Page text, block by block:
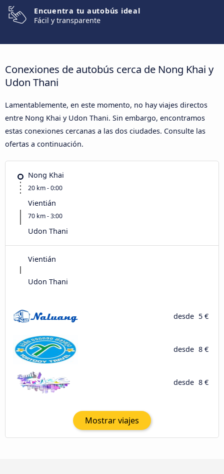
Encuentra tu autobús ideal
Fácil y transparente
Conexiones de autobús cerca de Nong Khai y
Udon Thani
Lamentablemente, en este momento, no hay viajes directos
entre Nong Khai y Udon Thani. Sin embargo, encontramos
estas conexiones cercanas a las dos ciudades. Consulte las
ofertas a continuación.
Nong Khai
20 km - 0:00
Vientián
70 km - 3:00
Udon Thani
Vientián
Udon Thani
desde 5 €
desde 8 €
desde 8 €
Mostrar viajes